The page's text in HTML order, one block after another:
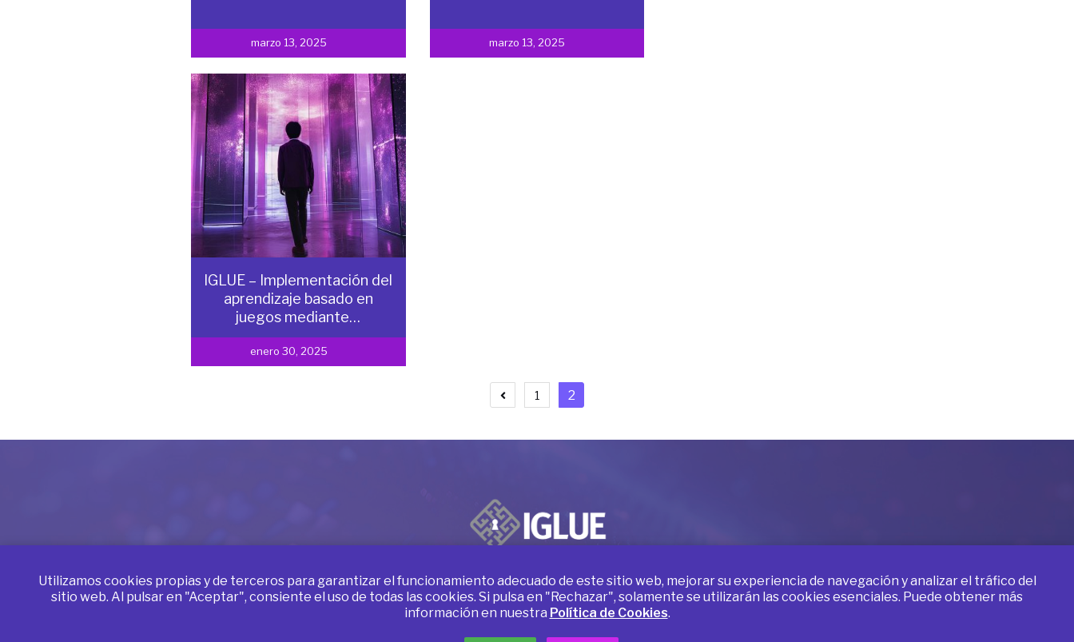
marzo 13, 2025 marzo 13, 2025
IGLUE – Implementación del
aprendizaje basado en
juegos mediante…
enero 30, 2025
Paginación
de
1 2
Utilizamos cookies propias y de terceros para garantizar el funcionamiento adecuado de este sitio web, mejorar su experiencia de navegación y analizar el tráfico del
sitio web. Al pulsar en "Aceptar", consiente el uso de todas las cookies. Si pulsa en "Rechazar", solamente se utilizarán las cookies esenciales. Puede obtener más
información en nuestra Política de Cookies.